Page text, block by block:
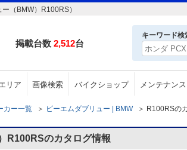
（BMW）R100RS）
掲載台数 2,512台
キーワード検
リア 画像検索 バイクショップ メンテナンス
カー一覧 ＞ ビーエムダブリュー | BMW ＞ R100RSの
R100RSのカタログ情報